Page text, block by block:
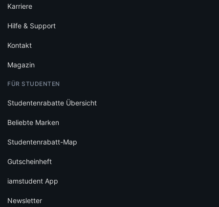
Karriere
Hilfe & Support
Kontakt
Magazin
FÜR STUDENTEN
Studentenrabatte Übersicht
Beliebte Marken
Studentenrabatt-Map
Gutscheinheft
iamstudent App
Newsletter